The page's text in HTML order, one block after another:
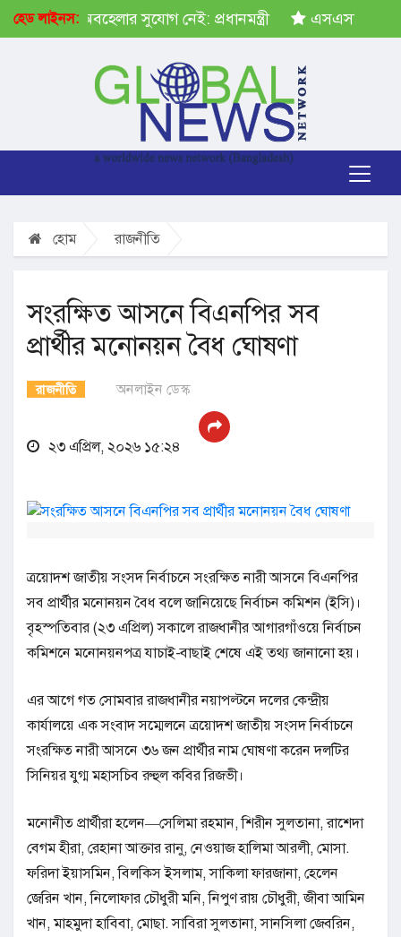
হেড লাইনস:
গ্রহণে অবহেলার সুযোগ নেই: প্রধানমন্ত্রী এসএসসির ফল
হোম রাজনীতি
সংরক্ষিত আসনে বিএনপির সব
প্রার্থীর মনোনয়ন বৈধ ঘোষণা
রাজনীতি অনলাইন ডেস্ক
২৩ এপ্রিল, ২০২৬ ১৫:২৪
ত্রয়োদশ জাতীয় সংসদ নির্বাচনে সংরক্ষিত নারী আসনে বিএনপির
সব প্রার্থীর মনোনয়ন বৈধ বলে জানিয়েছে নির্বাচন কমিশন (ইসি)।
বৃহস্পতিবার (২৩ এপ্রিল) সকালে রাজধানীর আগারগাঁওয়ে নির্বাচন
কমিশনে মনোনয়নপত্র যাচাই-বাছাই শেষে এই তথ্য জানানো হয়।
এর আগে গত সোমবার রাজধানীর নয়াপল্টনে দলের কেন্দ্রীয়
কার্যালয়ে এক সংবাদ সম্মেলনে ত্রয়োদশ জাতীয় সংসদ নির্বাচনে
সংরক্ষিত নারী আসনে ৩৬ জন প্রার্থীর নাম ঘোষণা করেন দলটির
সিনিয়র যুগ্ম মহাসচিব রুহুল কবির রিজভী।
মনোনীত প্রার্থীরা হলেন—সেলিমা রহমান, শিরীন সুলতানা, রাশেদা
বেগম হীরা, রেহানা আক্তার রানু, নেওয়াজ হালিমা আরলী, মোসা.
ফরিদা ইয়াসমিন, বিলকিস ইসলাম, সাকিলা ফারজানা, হেলেন
জেরিন খান, নিলোফার চৌধুরী মনি, নিপুণ রায় চৌধুরী, জীবা আমিন
খান, মাহমুদা হাবিবা, মোছা. সাবিরা সুলতানা, সানসিলা জেবরিন,